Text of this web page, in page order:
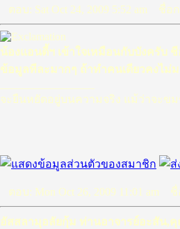
ตอบ: Sat Oct 24, 2009 5:52 am ชื่อก
น้องแอนตี้ฯ เข้าใจเหมือนกับบังครับ
ข้อมูลทีละมากๆ ถ้าทำคนเดียวคงไม่
จะยืนหยัดอยู่บนความจริง แม้ว่าจะข
ตอบ: Mon Oct 26, 2009 11:01 am ชื่
อัสสลามุอลัยกุ้ม ท่านอาจารย์อะสัน,